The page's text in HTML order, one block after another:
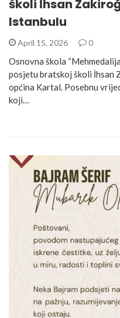
školi İhsan
Istanbulu
April 15, 2026 0
Osnovna škola
posjetu bratskoj školi İhsan
općina Kartal. Posebnu
koji…